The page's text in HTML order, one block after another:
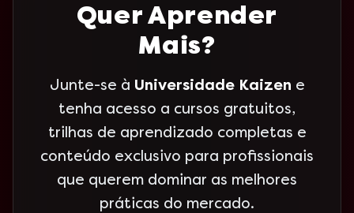
Quer Aprender
Mais?
Junte-se à Universidade Kaizen e
tenha acesso a cursos gratuitos,
trilhas de aprendizado completas e
conteúdo exclusivo para profissionais
que querem dominar as melhores
práticas do mercado.